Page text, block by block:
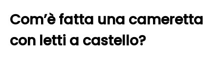
Com’è fatta una cameretta
con letti a castello?